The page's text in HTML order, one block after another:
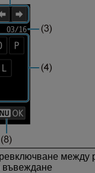
между
въвеждане